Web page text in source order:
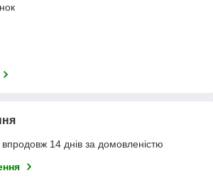
14 днів за домовленістю